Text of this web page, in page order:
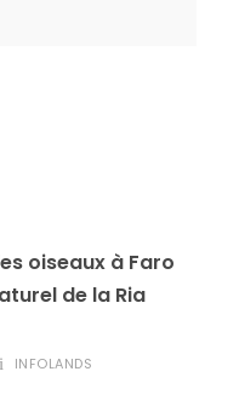
oiseaux à Faro
de la Ria
INFOLANDS